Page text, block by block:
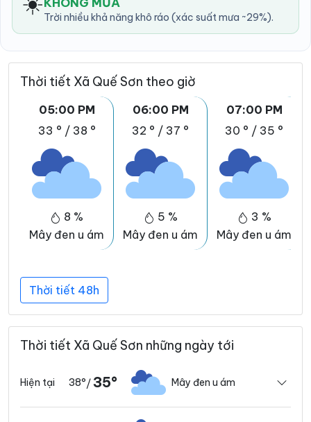
Trời nhiều khả năng khô ráo (xác suất mưa ~29%).
Thời tiết Xã Quế Sơn theo giờ
05:00 PM
33 ° / 38 °
8 %
Mây đen u ám
06:00 PM
32 ° / 37 °
5 %
Mây đen u ám
07:00 PM
30 ° / 35 °
3 %
Mây đen u ám
Thời tiết 48h
Thời tiết Xã Quế Sơn những ngày tới
Hiện tại 38°/ 35° Mây đen u ám